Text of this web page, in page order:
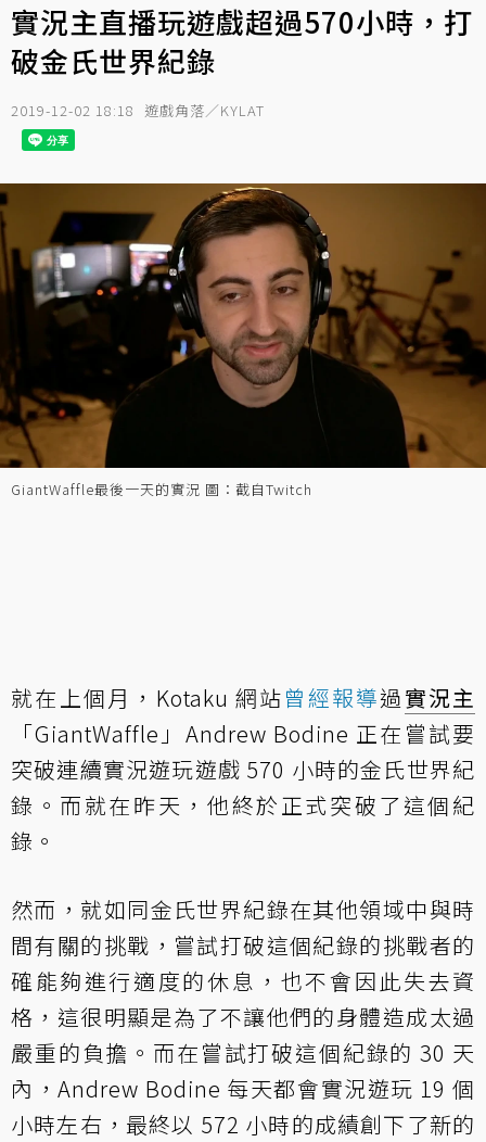
實況主直播玩遊戲超過570小時，打
破金氏世界紀錄
2019-12-02 18:18 遊戲角落／KYLAT
GiantWaffle最後一天的實況 圖：截自Twitch
就在上個月，Kotaku 網站曾經報導過實況主
「GiantWaffle」Andrew Bodine 正在嘗試要
突破連續實況遊玩遊戲 570 小時的金氏世界紀
錄。而就在昨天，他終於正式突破了這個紀
錄。
然而，就如同金氏世界紀錄在其他領域中與時
間有關的挑戰，嘗試打破這個紀錄的挑戰者的
確能夠進行適度的休息，也不會因此失去資
格，這很明顯是為了不讓他們的身體造成太過
嚴重的負擔。而在嘗試打破這個紀錄的 30 天
內，Andrew Bodine 每天都會實況遊玩 19 個
小時左右，最終以 572 小時的成績創下了新的